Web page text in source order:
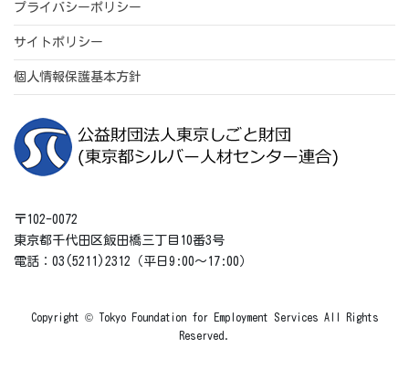
プライバシーポリシー
サイトポリシー
個人情報保護基本方針
〒102-0072
東京都千代田区飯田橋三丁目10番3号
電話：03(5211)2312（平日9:00～17:00）
Copyright © Tokyo Foundation for Employment Services All Rights
Reserved.